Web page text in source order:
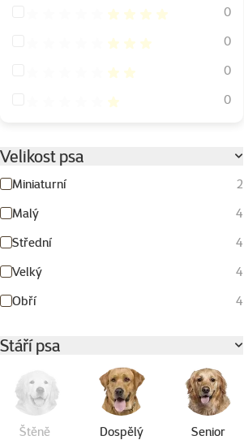
Hodnocení 80%
0
Hodnocení 60%
0
Hodnocení 40%
0
Hodnocení 20%
0
Velikost psa
Miniaturní
2
Malý
4
Střední
4
Velký
4
Obří
4
Stáří psa
Štěně Dospělý Senior